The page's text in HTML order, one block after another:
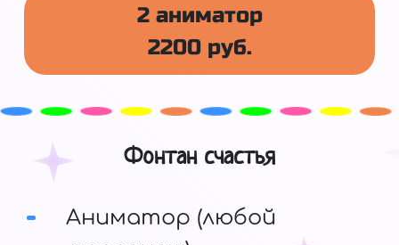
2 аниматор
2200 руб.
Фонтан счастья
Аниматор (любой